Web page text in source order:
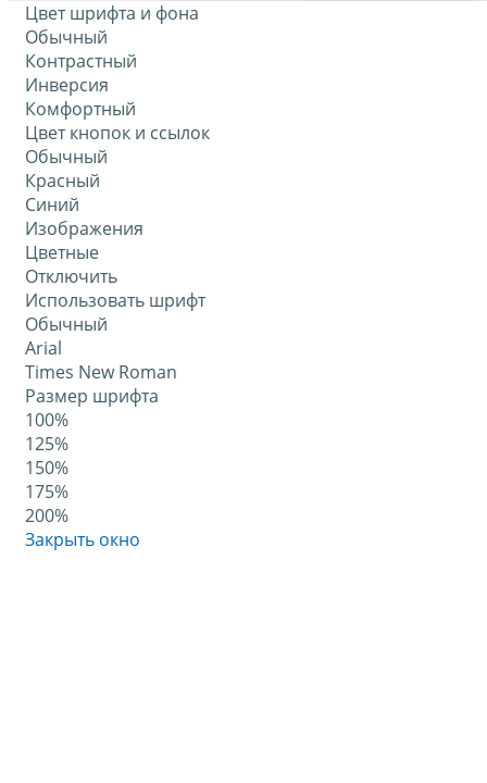
Цвет шрифта и фона
Обычный
Контрастный
Инверсия
Комфортный
Цвет кнопок и ссылок
Обычный
Красный
Синий
Изображения
Цветные
Отключить
Использовать шрифт
Обычный
Arial
Times New Roman
Размер шрифта
100%
125%
150%
175%
200%
Закрыть окно